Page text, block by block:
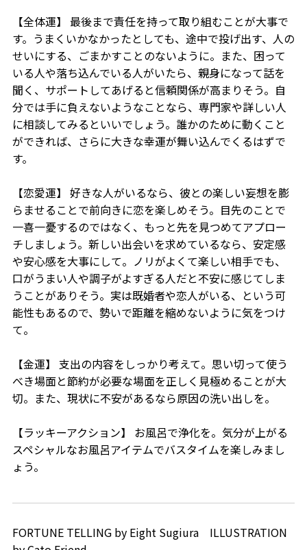
【全体運】 最後まで責任を持って取り組むことが大事で
す。うまくいかなかったとしても、途中で投げ出す、人の
せいにする、ごまかすことのないように。また、困って
いる人や落ち込んでいる人がいたら、親身になって話を
聞く、サポートしてあげると信頼関係が高まりそう。自
分では手に負えないようなことなら、専門家や詳しい人
に相談してみるといいでしょう。誰かのために動くこと
ができれば、さらに大きな幸運が舞い込んでくるはずで
す。
【恋愛運】 好きな人がいるなら、彼との楽しい妄想を膨
らませることで前向きに恋を楽しめそう。目先のことで
一喜一憂するのではなく、もっと先を見つめてアプロー
チしましょう。新しい出会いを求めているなら、安定感
や安心感を大事にして。ノリがよくて楽しい相手でも、
口がうまい人や調子がよすぎる人だと不安に感じてしま
うことがありそう。実は既婚者や恋人がいる、という可
能性もあるので、勢いで距離を縮めないように気をつけ
て。
【金運】 支出の内容をしっかり考えて。思い切って使う
べき場面と節約が必要な場面を正しく見極めることが大
切。また、現状に不安があるなら原因の洗い出しを。
【ラッキーアクション】 お風呂で浄化を。気分が上がる
スペシャルなお風呂アイテムでバスタイムを楽しみまし
ょう。
FORTUNE TELLING by Eight Sugiura ILLUSTRATION